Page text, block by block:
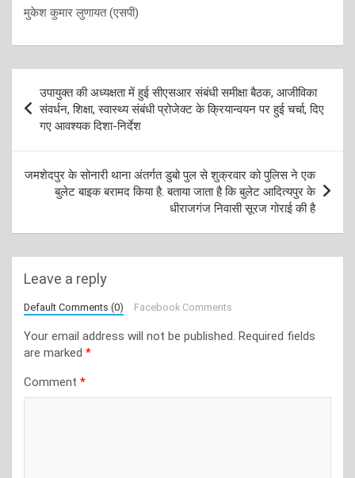
मुकेश कुमार लुणायत (एसपी)
navigation
उपायुक्त की अध्यक्षता में हुई सीएसआर संबंधी समीक्षा बैठक, आजीविका
संवर्धन, शिक्षा, स्वास्थ्य संबंधी प्रोजेक्ट के क्रियान्वयन पर हुई चर्चा, दिए
गए आवश्यक दिशा-निर्देश
जमशेदपुर के सोनारी थाना अंतर्गत डुबो पुल से शुक्रवार को पुलिस ने एक
बुलेट बाइक बरामद किया है. बताया जाता है कि बुलेट आदित्यपुर के
धीराजगंज निवासी सूरज गोराई की है
Leave a reply
Default Comments (0) Facebook Comments
Your email address will not be published. Required fields
are marked *
Comment *